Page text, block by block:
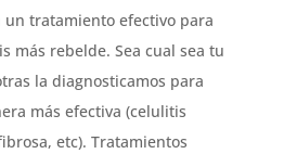
un tratamiento efectivo para
más rebelde. Sea cual sea tu
la diagnosticamos para
más efectiva (celulitis
etc). Tratamientos